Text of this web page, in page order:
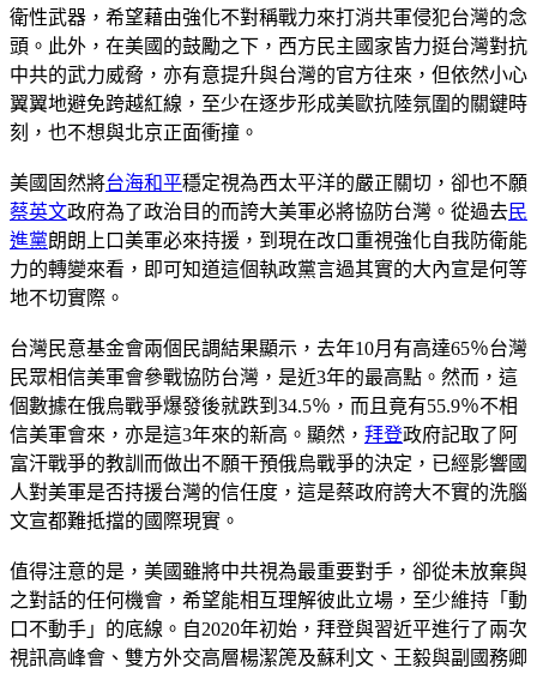
衛性武器，希望藉由強化不對稱戰力來打消共軍侵犯台灣的念
頭。此外，在美國的鼓勵之下，西方民主國家皆力挺台灣對抗
中共的武力威脅，亦有意提升與台灣的官方往來，但依然小心
翼翼地避免跨越紅線，至少在逐步形成美歐抗陸氛圍的關鍵時
刻，也不想與北京正面衝撞。
美國固然將台海和平穩定視為西太平洋的嚴正關切，卻也不願
蔡英文政府為了政治目的而誇大美軍必將協防台灣。從過去民
進黨朗朗上口美軍必來持援，到現在改口重視強化自我防衛能
力的轉變來看，即可知道這個執政黨言過其實的大內宣是何等
地不切實際。
台灣民意基金會兩個民調結果顯示，去年10月有高達65％台灣
民眾相信美軍會參戰協防台灣，是近3年的最高點。然而，這
個數據在俄烏戰爭爆發後就跌到34.5％，而且竟有55.9％不相
信美軍會來，亦是這3年來的新高。顯然， 拜登政府記取了阿
富汗戰爭的教訓而做出不願干預俄烏戰爭的決定，已經影響國
人對美軍是否持援台灣的信任度，這是蔡政府誇大不實的洗腦
文宣都難抵擋的國際現實。
值得注意的是，美國雖將中共視為最重要對手，卻從未放棄與
之對話的任何機會，希望能相互理解彼此立場，至少維持「動
口不動手」的底線。自2020年初始，拜登與習近平進行了兩次
視訊高峰會、雙方外交高層楊潔箎及蘇利文、王毅與副國務卿